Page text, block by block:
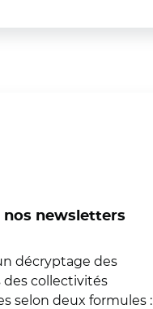
nos newsletters
décryptage des
des collectivités
selon deux formules :